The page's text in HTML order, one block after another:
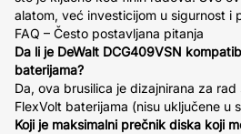
alatom, već investicijom u sigurnost i
FAQ – Često postavljana pitanja
Da li je DeWalt DCG409VSN
baterijama?
Da, ova brusilica je dizajnirana za rad
FlexVolt baterijama (nisu uključene u
Koji je maksimalni prečnik diska koji